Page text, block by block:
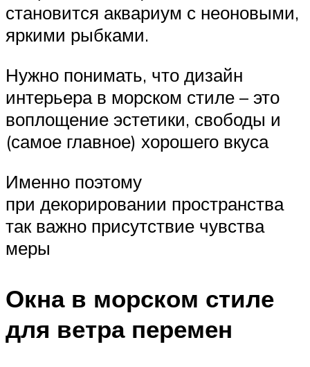
становится аквариум с неоновыми,
яркими рыбками.
Нужно понимать, что дизайн
интерьера в морском стиле – это
воплощение эстетики, свободы и
(самое главное) хорошего вкуса
Именно поэтому
при декорировании пространства
так важно присутствие чувства
меры
Окна в морском стиле
для ветра перемен